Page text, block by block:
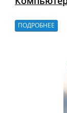
ПОДРОБНЕЕ